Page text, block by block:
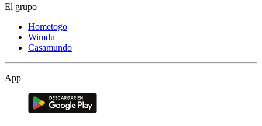
El grupo
Hometogo
Wimdu
Casamundo
App